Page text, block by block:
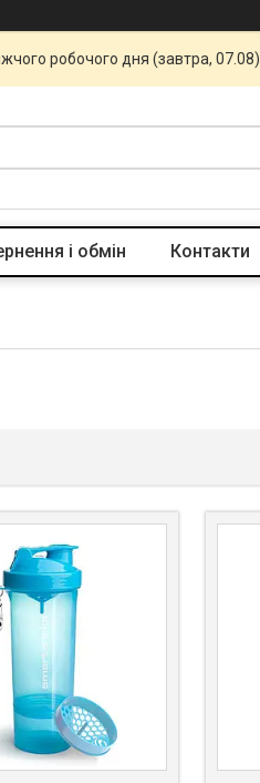
робочого дня (завтра, 07.08).
і обмін Контакти